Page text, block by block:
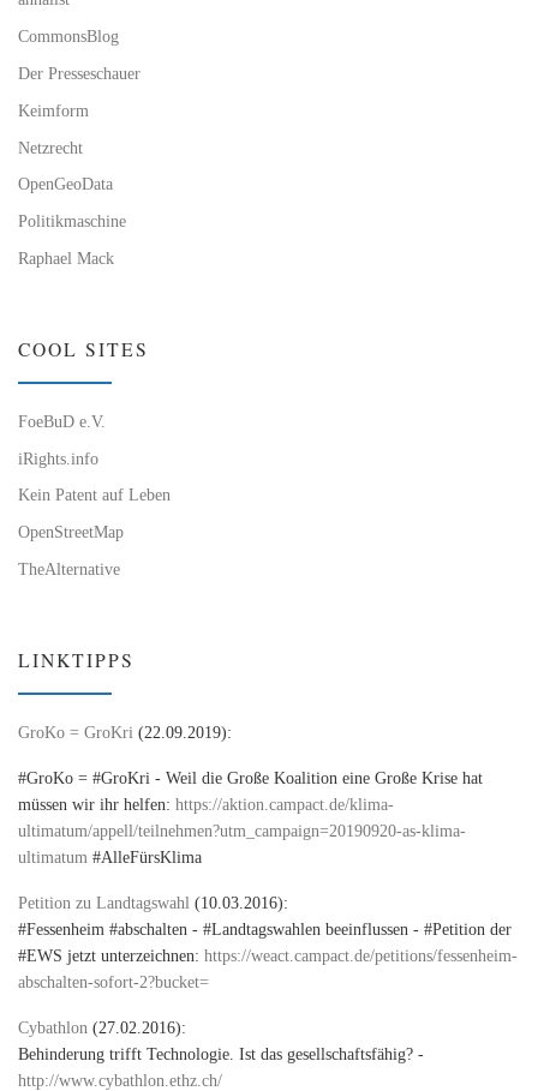
CommonsBlog
Der Presseschauer
Keimform
Netzrecht
OpenGeoData
Politikmaschine
Raphael Mack
COOL SITES
FoeBuD e.V.
iRights.info
Kein Patent auf Leben
OpenStreetMap
TheAlternative
LINKTIPPS
GroKo = GroKri (22.09.2019):
#GroKo = #GroKri - Weil die Große Koalition eine Große Krise hat
müssen wir ihr helfen: https://aktion.campact.de/klima-
ultimatum/appell/teilnehmen?utm_campaign=20190920-as-klima-
ultimatum #AlleFürsKlima
Petition zu Landtagswahl (10.03.2016):
#Fessenheim #abschalten - #Landtagswahlen beeinflussen - #Petition der
#EWS jetzt unterzeichnen: https://weact.campact.de/petitions/fessenheim-
abschalten-sofort-2?bucket=
Cybathlon (27.02.2016):
Behinderung trifft Technologie. Ist das gesellschaftsfähig? -
http://www.cybathlon.ethz.ch/